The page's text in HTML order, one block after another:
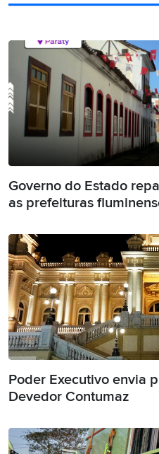
Governo do Estado
as prefeituras
Poder Executivo envia
Devedor Contumaz